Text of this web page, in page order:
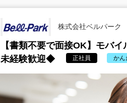
株式会社ベルパーク
【書類不要で面接OK】モバ
未経験歓迎◆
正社員 かん